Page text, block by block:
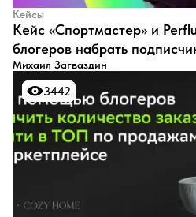
Кейсы
Кейс «Спортмастер» и
блогеров набрать
Михаил Загваздин
3442
3442